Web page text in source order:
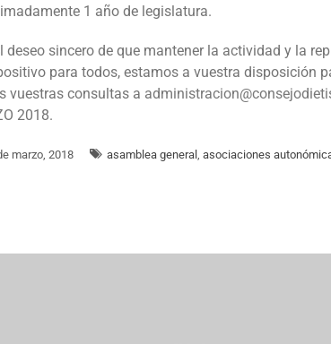
1 año de legislatura.
deseo sincero de que mantener la actividad y la
para todos, estamos a vuestra disposición
vuestras consultas a
2018.
marzo, 2018 asamblea general , asociaciones